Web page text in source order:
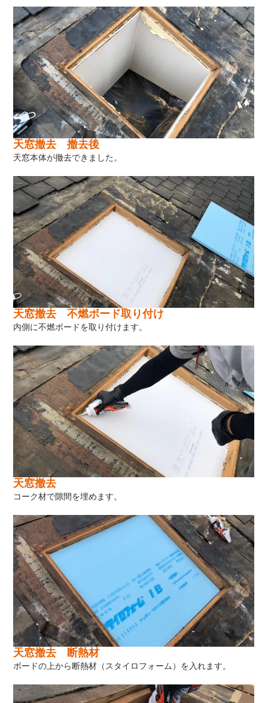
天窓撤去 撤去後
天窓本体が撤去できました。
天窓撤去 不燃ボード取り付け
内側に不燃ボードを取り付けます。
天窓撤去
コーク材で隙間を埋めます。
天窓撤去 断熱材
ボードの上から断熱材（スタイロフォーム）を入れます。